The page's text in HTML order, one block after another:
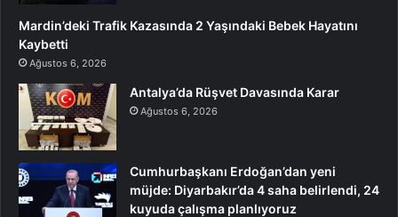
Mardin’deki Trafik Kazasında 2 Yaşındaki Bebek Hayatını
Kaybetti
Ağustos 6, 2026
Antalya’da Rüşvet Davasında Karar
Ağustos 6, 2026
Cumhurbaşkanı Erdoğan’dan yeni
müjde: Diyarbakır’da 4 saha belirlendi, 24
kuyuda çalışma planlıyoruz